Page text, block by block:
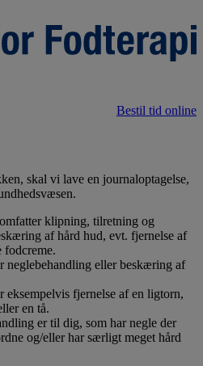
Bestil tid online
skal vi lave en journaloptagelse,
klipning, tilretning og
af hård hud, evt. fjernelse af
fodcreme.
neglebehandling eller beskæring af
eksempelvis fjernelse af en ligtorn,
en tå.
er til dig, som har negle der
og/eller har særligt meget hård